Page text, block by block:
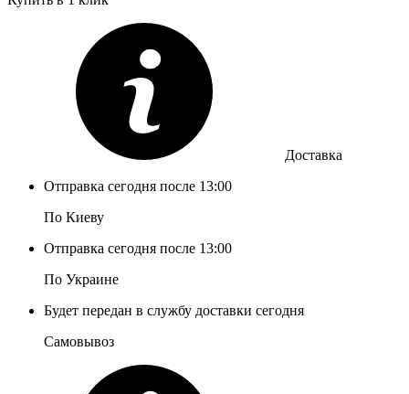
Доставка
Отправка сегодня после 13:00
По Киеву
Отправка сегодня после 13:00
По Украине
Будет передан в службу доставки сегодня
Самовывоз